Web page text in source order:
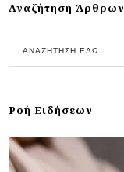
Αναζήτηση Άρθρων
Ροή Ειδήσεων